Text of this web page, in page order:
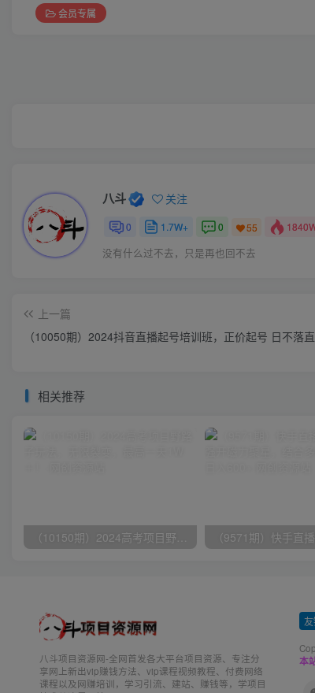
会员专属
八斗 关注
0 1.7W+ 0 55
没有什么过不去，只是再也回不去
上一篇
（10050期）2024抖音直播起号培训班，正价起号 日不落
相关推荐
（10150期）2024高考项目野路子玩法，无限裂变，最高一天1W＋！
八斗项目资源网-全网首发各大平台项目资源、专注分
享网上新出vip赚钱方法、vip课程视频教程、付费网络
课程以及网赚培训，学习引流、建站、赚钱等，学项目
本